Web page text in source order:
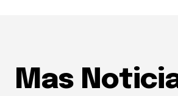
Mas